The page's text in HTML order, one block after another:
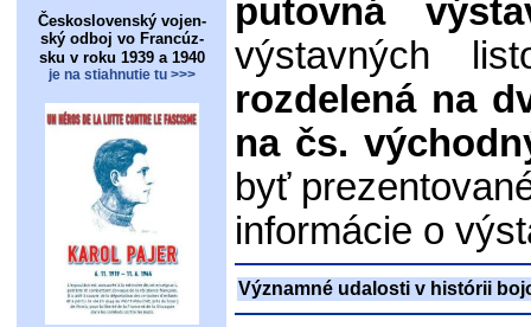
Československý vojen-
ský odboj vo Francúz-
sku v roku 1939 a 1940
je na stiahnutie tu >>>
putovná
výstavných
rozdelená na
na čs.
byť
informácie o
Významné udalosti v histórii